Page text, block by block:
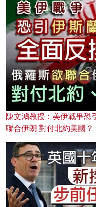
陳文鴻教授：美伊戰爭恐
聯合伊朗 對付北約美國？